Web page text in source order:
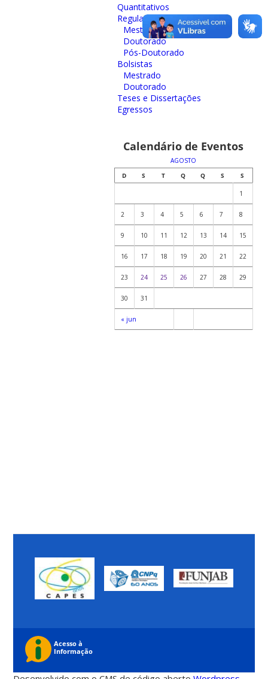
Quantitativos
Regulares
Mestrado
Doutorado
Pós-Doutorado
Bolsistas
Mestrado
Doutorado
Teses e Dissertações
Egressos
Calendário de Eventos
AGOSTO
D
S T Q Q S S
« jun
1
2 3 4 5 6 7 8
9 10 11 12 13 14 15
16 17 18 19 20 21 22
23 24 25 26 27 28 29
30 31